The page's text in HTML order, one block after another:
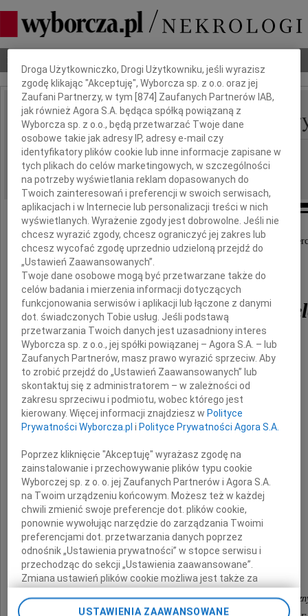
IMIĘ I NAZWISKO: Maria Dubowicka-
REGION: Białystok
DATA EMISJI: 30.05.2018
Wyrazy głębokiego współczucia z powodu
Doktor
Marii Dubowickiej-
Jej Rodzinie
oraz
Najbliższym
składają
pracownicy Kliniki Gastroenterologii i Chorób
Dbamy o Twoją prywatność
Droga Użytkowniczko, Drogi Użytkowniku, jeśli wyrazisz
zgodę klikając "Akceptuję", Wyborcza sp. z o.o. oraz jej
Zaufani Partnerzy, w tym [874 ] Zaufanych Partnerów IAB,
jak również Agora S.A. będąca spółką powiązaną z
Wyborcza sp. z o.o., będą przetwarzać Twoje dane
osobowe takie jak adresy IP, adresy e-mail czy
identyfikatory plików cookie lub inne informacje zapisane w
tych plikach do celów marketingowych, w szczególności
na potrzeby wyświetlania reklam dopasowanych do
Twoich zainteresowań i preferencji w swoich serwisach,
aplikacjach i w Internecie lub personalizacji treści w nich
wyświetlanych. Wyrażenie zgody jest dobrowolne. Jeśli nie
chcesz wyrazić zgody, chcesz ograniczyć jej zakres lub
chcesz wycofać zgodę uprzednio udzieloną przejdź do
„Ustawień Zaawansowanych”.
Twoje dane osobowe mogą być przetwarzane także do
celów badania i mierzenia informacji dotyczących
funkcjonowania serwisów i aplikacji lub łączone z danymi
dot. świadczonych Tobie usług. Jeśli podstawą
przetwarzania Twoich danych jest uzasadniony interes
Wyborcza sp. z o.o., jej spółki powiązanej – Agora S.A. – lub
Zaufanych Partnerów, masz prawo wyrazić sprzeciw. Aby
to zrobić przejdź do „Ustawień Zaawansowanych” lub
skontaktuj się z administratorem – w zależności od
zakresu sprzeciwu i podmiotu, wobec którego jest
kierowany. Więcej informacji znajdziesz w Polityce
Prywatności Wyborcza.pl i Polityce Prywatności Agora S.A.
Poprzez kliknięcie "Akceptuję" wyrażasz zgodę na
zainstalowanie i przechowywanie plików typu cookie
Wyborczej sp. z o. o. jej Zaufanych Partnerów i Agora S.A.
na Twoim urządzeniu końcowym. Możesz też w każdej
chwili zmienić swoje preferencje dot. plików cookie,
ponownie wywołując narzędzie do zarządzania Twoimi
preferencjami dot. przetwarzania danych poprzez
odnośnik „Ustawienia prywatności” w stopce serwisu i
przechodząc do sekcji „Ustawienia zaawansowane”.
Zmiana ustawień plików cookie możliwa jest także za
USTAWIENIA ZAAWANSOWANE